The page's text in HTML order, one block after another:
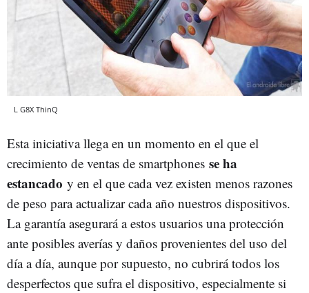
L G8X ThinQ
Esta iniciativa llega en un momento en el que el
crecimiento de ventas de smartphones se ha
estancado y en el que cada vez existen menos razones
de peso para actualizar cada año nuestros dispositivos.
La garantía asegurará a estos usuarios una protección
ante posibles averías y daños provenientes del uso del
día a día, aunque por supuesto, no cubrirá todos los
desperfectos que sufra el dispositivo, especialmente si